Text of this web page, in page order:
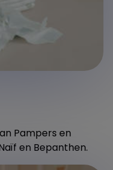
Pampers en
en Bepanthen.